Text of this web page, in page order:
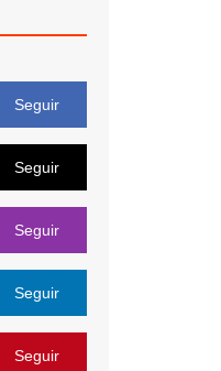
Seguir
Seguir
Seguir
Seguir
Seguir